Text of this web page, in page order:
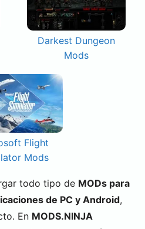
Darkest Dungeon
Mods
Flight
Mods
todo tipo de MODs para
de PC y Android,
En MODS.NINJA